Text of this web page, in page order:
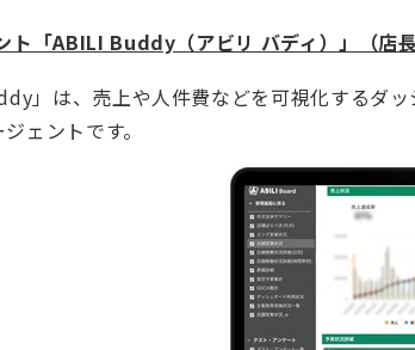
ト「ABILI Buddy（アビリ バディ）」（店長
」は、売上や人件費などを可視化するダ
ェントです。